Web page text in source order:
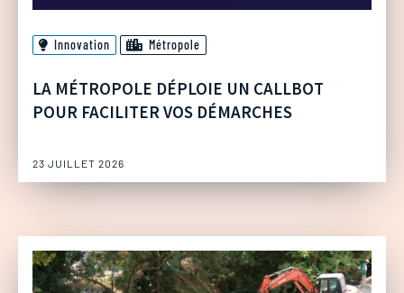
Innovation Métropole
LA MÉTROPOLE DÉPLOIE UN CALLBOT
POUR FACILITER VOS DÉMARCHES
23 JUILLET 2026